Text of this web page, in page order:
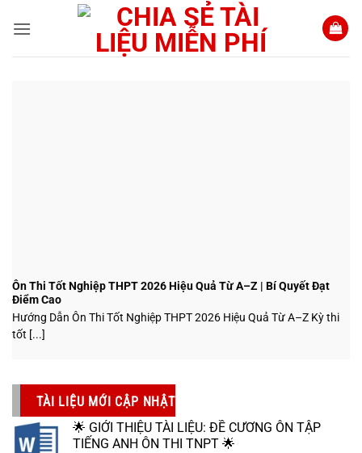
qua
Ôn Thi Tốt Nghiệp THPT 2026 Hiệu Quả Từ A–Z | Bí Quyết Đạt
Điểm Cao
Hướng Dẫn Ôn Thi Tốt Nghiệp THPT 2026 Hiệu Quả Từ A–Z Kỳ thi
tốt [...]
TÀI LIỆU MỚI CẬP NHẬT
🌟 GIỚI THIỆU TÀI LIỆU: ĐỀ CƯƠNG ÔN TẬP
TIẾNG ANH ÔN THI TNPT 🌟